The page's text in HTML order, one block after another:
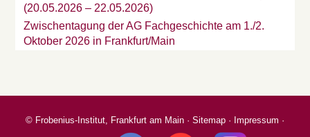
(20.05.2026 – 22.05.2026)
Zwischentagung der AG Fachgeschichte am 1./2.
Oktober 2026 in Frankfurt/Main
© Frobenius-Institut, Frankfurt am Main · Sitemap · Impressum ·